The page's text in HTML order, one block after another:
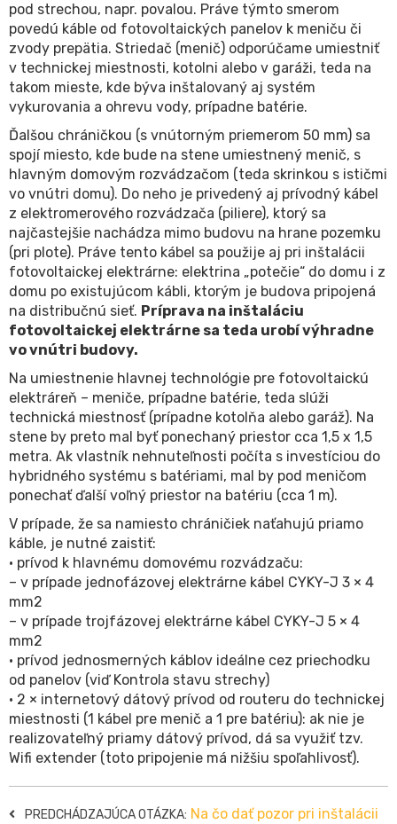
pod strechou, napr. povalou. Práve týmto smerom
povedú káble od fotovoltaických panelov k meniču či
zvody prepätia. Striedač (menič) odporúčame umiestniť
v technickej miestnosti, kotolni alebo v garáži, teda na
takom mieste, kde býva inštalovaný aj systém
vykurovania a ohrevu vody, prípadne batérie.
Ďalšou chráničkou (s vnútorným priemerom 50 mm) sa
spojí miesto, kde bude na stene umiestnený menič, s
hlavným domovým rozvádzačom (teda skrinkou s ističmi
vo vnútri domu). Do neho je privedený aj prívodný kábel
z elektromerového rozvádzača (piliere), ktorý sa
najčastejšie nachádza mimo budovu na hrane pozemku
(pri plote). Práve tento kábel sa použije aj pri inštalácii
fotovoltaickej elektrárne: elektrina „potečie“ do domu i z
domu po existujúcom kábli, ktorým je budova pripojená
na distribučnú sieť. Príprava na inštaláciu
fotovoltaickej elektrárne sa teda urobí výhradne
vo vnútri budovy.
Na umiestnenie hlavnej technológie pre fotovoltaickú
elektráreň – meniče, prípadne batérie, teda slúži
technická miestnosť (prípadne kotolňa alebo garáž). Na
stene by preto mal byť ponechaný priestor cca 1,5 x 1,5
metra. Ak vlastník nehnuteľnosti počíta s investíciou do
hybridného systému s batériami, mal by pod meničom
ponechať ďalší voľný priestor na batériu (cca 1 m).
V prípade, že sa namiesto chráničiek naťahujú priamo
káble, je nutné zaistiť:
• prívod k hlavnému domovému rozvádzaču:
– v prípade jednofázovej elektrárne kábel CYKY-J 3 × 4
mm2
– v prípade trojfázovej elektrárne kábel CYKY-J 5 × 4
mm2
• prívod jednosmerných káblov ideálne cez priechodku
od panelov (viď Kontrola stavu strechy)
• 2 × internetový dátový prívod od routeru do technickej
miestnosti (1 kábel pre menič a 1 pre batériu): ak nie je
realizovateľný priamy dátový prívod, dá sa využiť tzv.
Wifi extender (toto pripojenie má nižšiu spoľahlivosť).
PREDCHÁDZAJÚCA OTÁZKA: Na čo dať pozor pri inštalácii